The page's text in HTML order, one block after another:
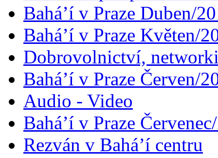
Bahá’í v Praze Duben/
Bahá’í v Praze Květen/
Dobrovolnictví,
Bahá’í v Praze Červen/
Audio - Video
Bahá’í v Praze
Rezván v Bahá’í centru